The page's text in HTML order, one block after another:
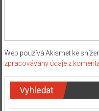
Web používá Akismet ke
zpracovávány údaje z
Vyhledat